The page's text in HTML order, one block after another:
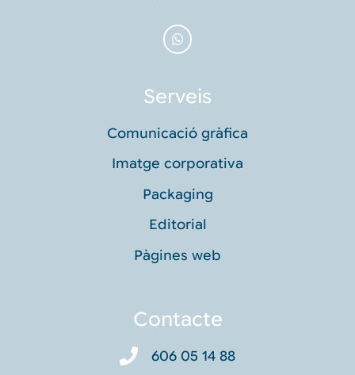
Serveis
Comunicació gràfica
Imatge corporativa
Packaging
Editorial
Pàgines web
Contacte
606 05 14 88